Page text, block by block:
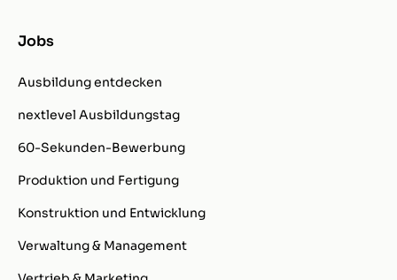
Jobs
Ausbildung entdecken
nextlevel Ausbildungstag
60-Sekunden-Bewerbung
Produktion und Fertigung
Konstruktion und Entwicklung
Verwaltung & Management